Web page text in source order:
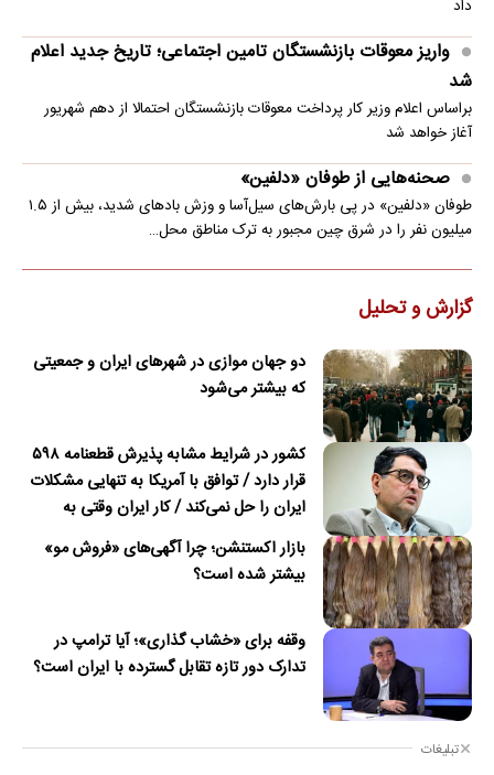
داد
واریز معوقات بازنشستگان تامین اجتماعی؛ تاریخ جدید اعلام
شد
براساس اعلام وزیر کار پرداخت معوقات بازنشستگان احتمالا از دهم شهریور
آغاز خواهد شد
صحنه‌هایی از طوفان «دلفین»
طوفان «دلفین» در پی بارش‌های سیل‌آسا و وزش بادهای شدید، بیش از ۱.۵
میلیون نفر را در شرق چین مجبور به ترک مناطق محل…
گزارش و تحلیل
دو جهان موازی در شهرهای ایران و جمعیتی
که بیشتر می‌شود
کشور در شرایط مشابه پذیرش قطعنامه ۵۹۸
قرار دارد / توافق با آمریکا به تنهایی مشکلات
ایران را حل نمی‌کند / کار ایران وقتی به
امضای ترکمانچای رسید که دیگر چاره‌ای نبود
بازار اکستنشن؛ چرا آگهی‌های «فروش مو»
بیشتر شده است؟
وقفه برای «خشاب گذاری»؛ آیا ترامپ در
تدارک دور تازه تقابل گسترده با ایران است؟
تبلیغات